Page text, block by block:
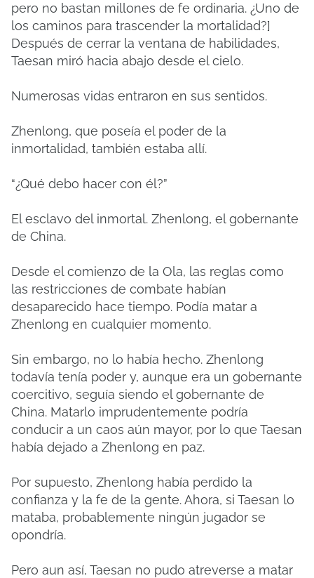
pero no bastan millones de fe ordinaria. ¿Uno de
los caminos para trascender la mortalidad?]
Después de cerrar la ventana de habilidades,
Taesan miró hacia abajo desde el cielo.
Numerosas vidas entraron en sus sentidos.
Zhenlong, que poseía el poder de la
inmortalidad, también estaba allí.
“¿Qué debo hacer con él?”
El esclavo del inmortal. Zhenlong, el gobernante
de China.
Desde el comienzo de la Ola, las reglas como
las restricciones de combate habían
desaparecido hace tiempo. Podía matar a
Zhenlong en cualquier momento.
Sin embargo, no lo había hecho. Zhenlong
todavía tenía poder y, aunque era un gobernante
coercitivo, seguía siendo el gobernante de
China. Matarlo imprudentemente podría
conducir a un caos aún mayor, por lo que Taesan
había dejado a Zhenlong en paz.
Por supuesto, Zhenlong había perdido la
confianza y la fe de la gente. Ahora, si Taesan lo
mataba, probablemente ningún jugador se
opondría.
Pero aun así, Taesan no pudo atreverse a matar